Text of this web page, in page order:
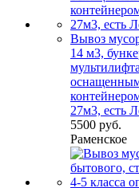
Вывоз
14 м3,
27м3, есть
5500 руб.
Раменское